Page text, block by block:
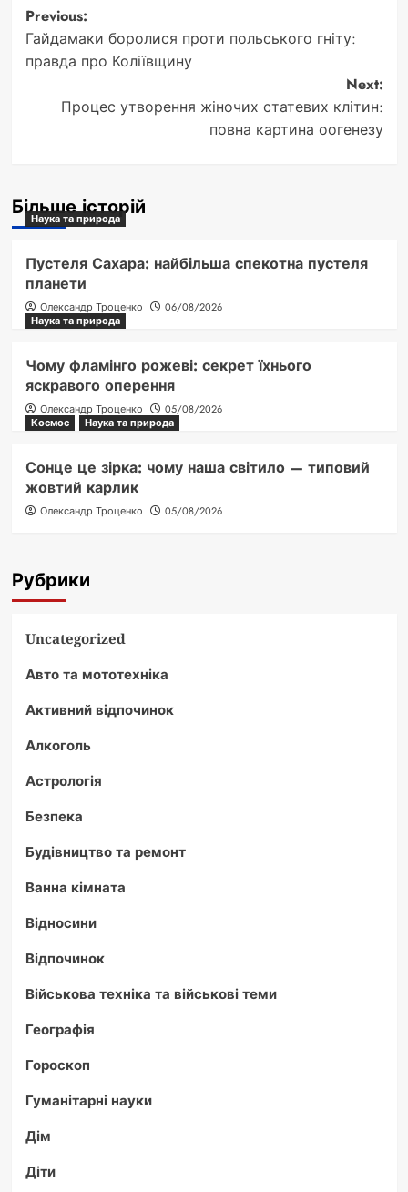
Post
navigation
Previous:
Гайдамаки боролися проти польського гніту:
правда про Коліївщину
Next:
Процес утворення жіночих статевих клітин:
повна картина оогенезу
Більше історій
Наука та природа
Пустеля Сахара: найбільша спекотна пустеля
планети
Олександр Троценко
06/08/2026
Наука та природа
Чому фламінго рожеві: секрет їхнього
яскравого оперення
Олександр Троценко
05/08/2026
Космос
Наука та природа
Сонце це зірка: чому наша світило — типовий
жовтий карлик
Олександр Троценко 05/08/2026
Рубрики
Uncategorized
Авто та мототехніка
Активний відпочинок
Алкоголь
Астрологія
Безпека
Будівництво та ремонт
Ванна кімната
Відносини
Відпочинок
Військова техніка та військові теми
Географія
Гороскоп
Гуманітарні науки
Дім
Діти